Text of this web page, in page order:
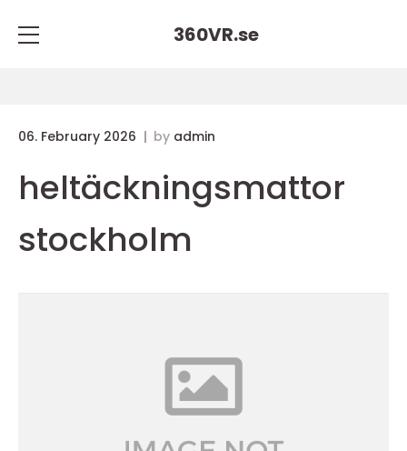
360VR.se
06. February 2026 by admin
heltäckningsmattor
stockholm